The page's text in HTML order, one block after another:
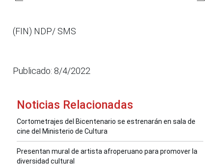
(FIN) NDP/ SMS
Publicado: 8/4/2022
Noticias Relacionadas
Cortometrajes del Bicentenario se estrenarán en sala de
cine del Ministerio de Cultura
Presentan mural de artista afroperuano para promover la
diversidad cultural